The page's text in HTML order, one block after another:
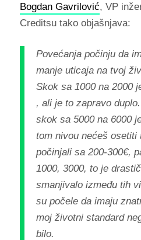
Bogdan Gavrilović, VP
Creditsu tako objašnjava:
Povećanja počinju da
manje uticaja na tvoj
Skok sa 1000 na 2000
, ali je to zapravo
skok sa 5000 na 6000
tom nivou nećeš
počinjali sa 200-300€,
1000, 3000, to je
smanjivalo između tih
su počele da imaju
moj životni standard
bilo.